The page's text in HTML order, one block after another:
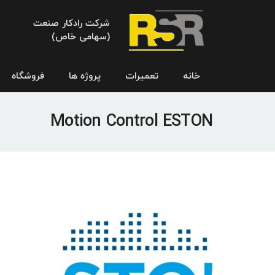
شرکت رادکار صنعت
(سهامی خاص)
خانه تعمیرات پروژه ها فروشگاه
Motion Control ESTON